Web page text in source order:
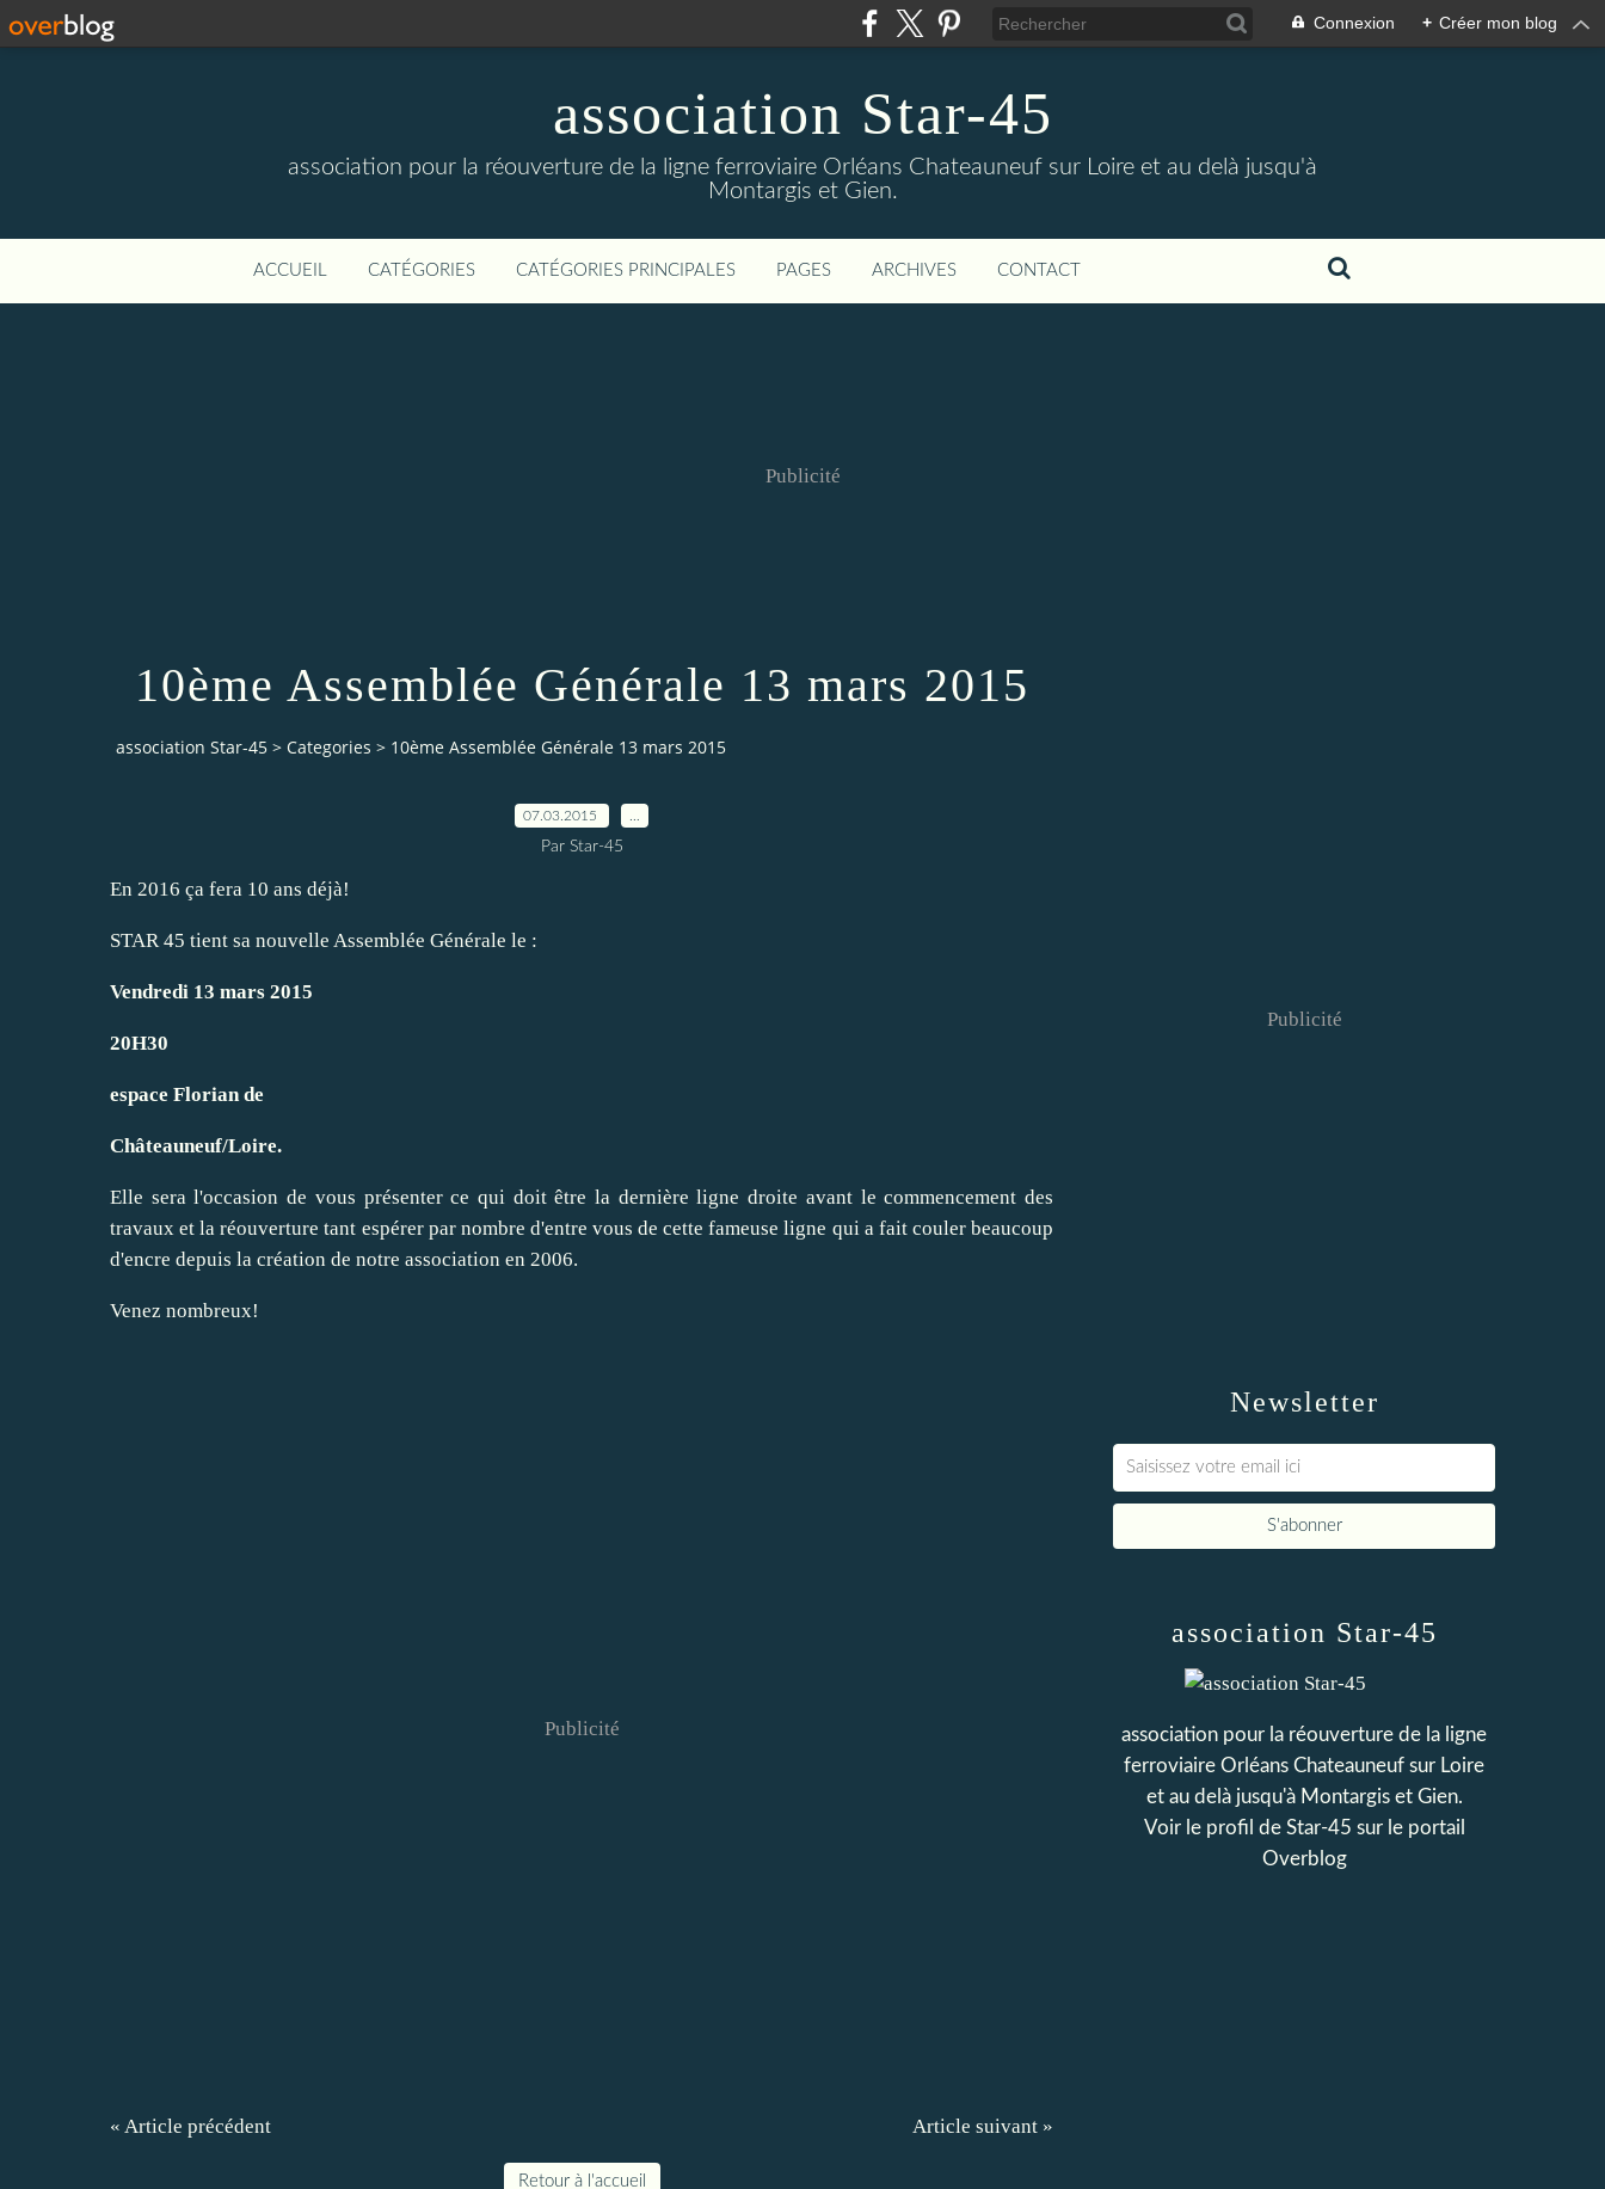
Connexion + Créer mon blog
association Star-45
association pour la réouverture de la ligne ferroviaire Orléans Chateauneuf sur Loire et au delà jusqu'à
Montargis et Gien.
ACCUEIL CATÉGORIES CATÉGORIES PRINCIPALES PAGES ARCHIVES CONTACT
Publicité
10ème Assemblée Générale 13 mars 2015
association Star-45 > Categories > 10ème Assemblée Générale 13 mars 2015
07.03.2015
Par Star-45
En 2016 ça fera 10 ans déjà!
STAR 45 tient sa nouvelle Assemblée Générale le :
Vendredi 13 mars 2015
20H30
espace Florian de
Châteauneuf/Loire.
Elle sera l'occasion de vous présenter ce qui doit être la dernière ligne droite avant le commencement des
travaux et la réouverture tant espérer par nombre d'entre vous de cette fameuse ligne qui a fait couler beaucoup
d'encre depuis la création de notre association en 2006.
Venez nombreux!
Publicité
« Article précédent Article suivant »
Retour à l'accueil
Newsletter
Publicité
association Star-45
association pour la réouverture de la ligne
ferroviaire Orléans Chateauneuf sur Loire
et au delà jusqu'à Montargis et Gien.
Voir le profil de Star-45 sur le portail
Overblog